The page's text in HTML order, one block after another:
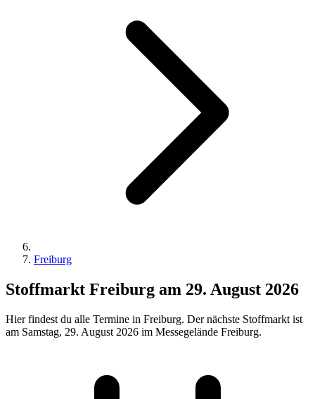
Freiburg
Stoffmarkt Freiburg am 29. August 2026
Hier findest du alle Termine in Freiburg. Der nächste Stoffmarkt ist
am Samstag, 29. August 2026 im Messegelände Freiburg.